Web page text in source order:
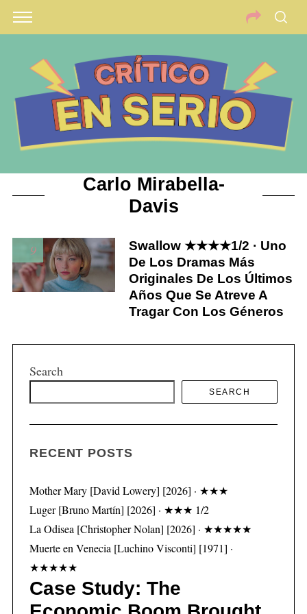
Carlo Mirabella-
Davis
9
Swallow ★★★★1/2 · Uno
De Los Dramas Más
Originales De Los Últimos
Años Que Se Atreve A
Tragar Con Los Géneros
Search
SEARCH
RECENT POSTS
Mother Mary [David Lowery] [2026] · ★★★
Luger [Bruno Martín] [2026] · ★★★ 1/2
La Odisea [Christopher Nolan] [2026] · ★★★★★
Muerte en Venecia [Luchino Visconti] [1971] ·
★★★★★
Case Study: The
S
r
h
o
r